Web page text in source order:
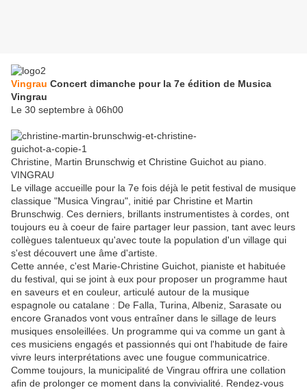
Vingrau Concert dimanche pour la 7e édition de Musica
Vingrau
Le 30 septembre à 06h00
Christine, Martin Brunschwig et Christine Guichot au piano.
VINGRAU
Le village accueille pour la 7e fois déjà le petit festival de musique
classique "Musica Vingrau", initié par Christine et Martin
Brunschwig. Ces derniers, brillants instrumentistes à cordes, ont
toujours eu à coeur de faire partager leur passion, tant avec leurs
collègues talentueux qu'avec toute la population d'un village qui
s'est découvert une âme d'artiste.
Cette année, c'est Marie-Christine Guichot, pianiste et habituée
du festival, qui se joint à eux pour proposer un programme haut
en saveurs et en couleur, articulé autour de la musique
espagnole ou catalane : De Falla, Turina, Albeniz, Sarasate ou
encore Granados vont vous entraîner dans le sillage de leurs
musiques ensoleillées. Un programme qui va comme un gant à
ces musiciens engagés et passionnés qui ont l'habitude de faire
vivre leurs interprétations avec une fougue communicatrice.
Comme toujours, la municipalité de Vingrau offrira une collation
afin de prolonger ce moment dans la convivialité. Rendez-vous